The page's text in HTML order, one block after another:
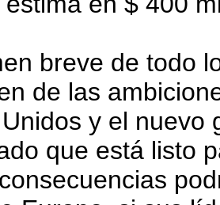
breve de todo
de las
y el nuevo
que está listo